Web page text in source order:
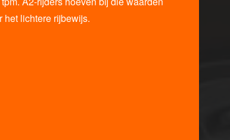
het lichtere rijbewijs.